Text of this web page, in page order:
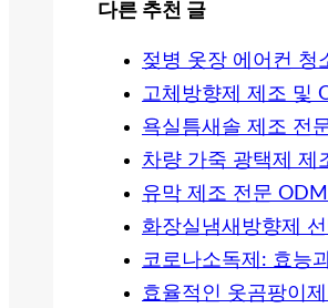
다른 추천 글
젖병 옷장 에어컨 청
고체방향제 제조 및
욕실틈새솔 제조 전
차량 가죽 광택제 제
유막 제조 전문
화장실냄새방향제
코로나소독제: 효능
효율적인 옷곰팡이